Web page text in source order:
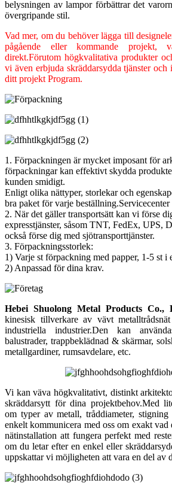
belysningen av lampor förbättrar det
övergripande stil.
Vad mer, om du behöver lägga till
pågående eller kommande projekt,
direkt.Förutom högkvalitativa produkter
vi även erbjuda skräddarsydda tjänster
ditt projekt Program.
1. Förpackningen är mycket imposant för
förpackningar kan effektivt skydda
kunden smidigt.
Enligt olika nättyper, storlekar och
bra paket för varje
2. När det gäller transportsätt kan vi förse
expresstjänster, såsom TNT, FedEx, UPS,
också förse dig med sjötransporttjänster.
3. Förpackningsstorlek:
1) Varje st förpackning med papper, 1-5 st i
2) Anpassad för dina krav.
Hebei Shuolong Metal Products Co.,
kinesisk tillverkare av vävt
industriella industrier.Den kan
balustrader, trappbeklädnad & skärmar,
metallgardiner, rumsavdelare, etc.
Vi kan väva högkvalitativt, distinkt
skräddarsytt för dina projektbehov.Med
om typer av metall, tråddiameter,
enkelt kommunicera med oss ​​om exakt
nätinstallation att fungera perfekt med
om du letar efter en enkel eller
uppskattar vi möjligheten att vara en del av